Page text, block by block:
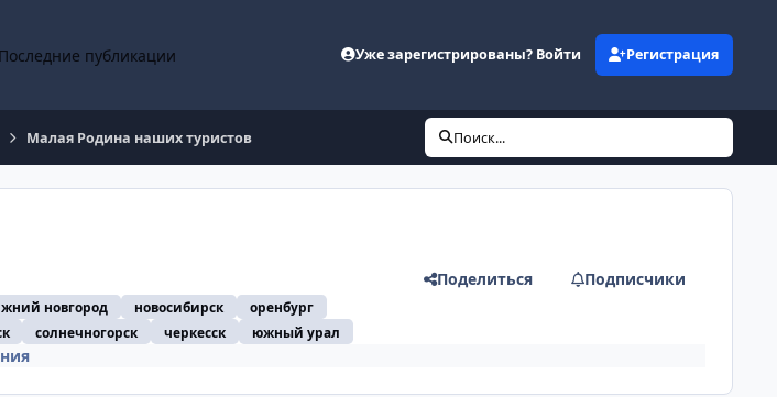
Последние публикации Уже зарегистрированы? Войти Регистрация
Малая Родина наших туристов Поиск...
новгород новосибирск
оренбург
солнечногорск черкесск южный урал
Поделиться Подписчики